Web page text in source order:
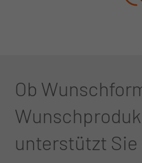
Ob
unterstützt Sie